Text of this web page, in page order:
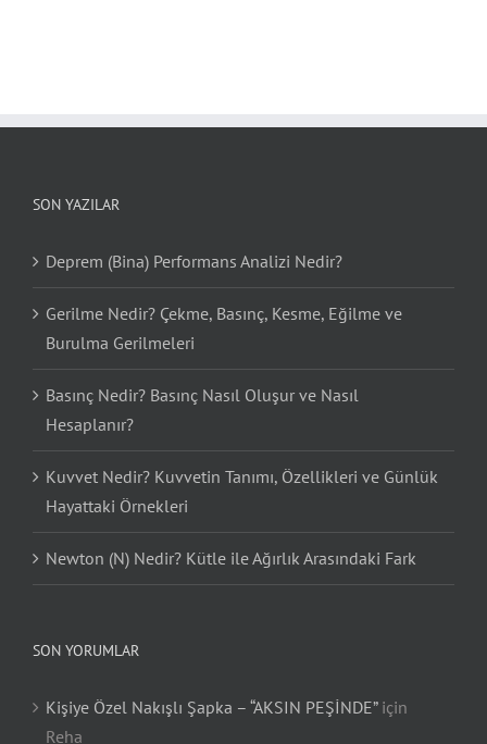
SON YAZILAR
Deprem (Bina) Performans Analizi Nedir?
Gerilme Nedir? Çekme, Basınç, Kesme, Eğilme ve
Burulma Gerilmeleri
Basınç Nedir? Basınç Nasıl Oluşur ve Nasıl
Hesaplanır?
Kuvvet Nedir? Kuvvetin Tanımı, Özellikleri ve Günlük
Hayattaki Örnekleri
Newton (N) Nedir? Kütle ile Ağırlık Arasındaki Fark
SON YORUMLAR
Kişiye Özel Nakışlı Şapka – “AKSIN PEŞİNDE”için
Reha